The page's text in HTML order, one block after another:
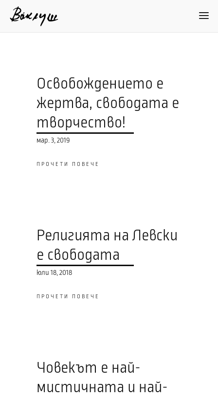
Освобождението е
жертва, свободата е
творчество!
мар. 3, 2019
ПРОЧЕТИ ПОВЕЧЕ
Религията на Левски
е свободата
юли 18, 2018
ПРОЧЕТИ ПОВЕЧЕ
Човекът е най-
мистичната и най-